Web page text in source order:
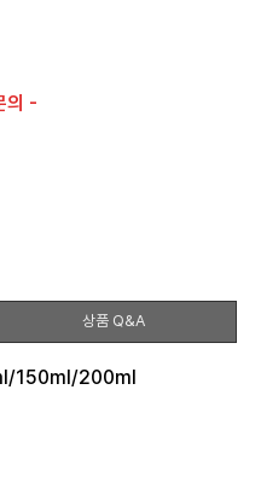
의 -
상품 Q&A
150ml/200ml